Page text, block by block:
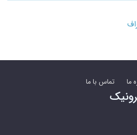
ما تماس با ما